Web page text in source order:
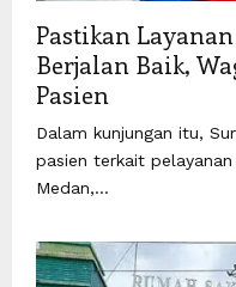
Pastikan
Berjalan Baik,
Pasien
Dalam kunjungan itu,
pasien terkait pelayanan
Medan,...